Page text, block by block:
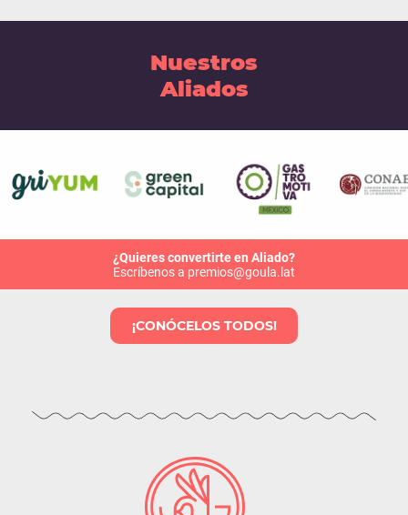
Nuestros
Aliados
¿Quieres convertirte en Aliado?
Escríbenos a premios@goula.lat
¡CONÓCELOS TODOS!